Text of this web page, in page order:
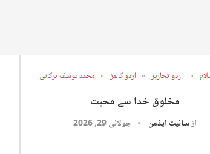
اردو تحاریر اردو کالمز محمد یوسف برکاتی
مخلوق خدا سے محبت
ازسائیٹ ایڈمن جولائی 29, 2026